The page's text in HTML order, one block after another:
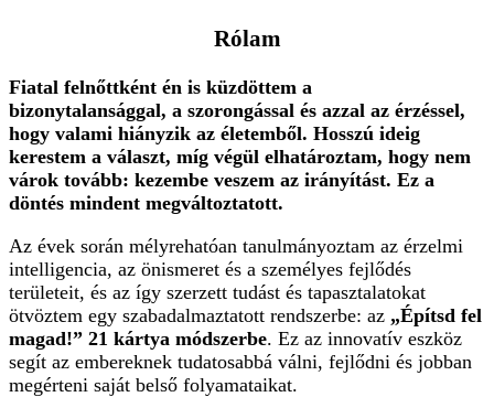
Rólam
Fiatal felnőttként én is küzdöttem a
bizonytalansággal, a szorongással és azzal az érzéssel,
hogy valami hiányzik az életemből. Hosszú ideig
kerestem a választ, míg végül elhatároztam, hogy nem
várok tovább: kezembe veszem az irányítást. Ez a
döntés mindent megváltoztatott.
Az évek során mélyrehatóan tanulmányoztam az érzelmi
intelligencia, az önismeret és a személyes fejlődés
területeit, és az így szerzett tudást és tapasztalatokat
ötvöztem egy szabadalmaztatott rendszerbe: az „Építsd fel
magad!” 21 kártya módszerbe. Ez az innovatív eszköz
segít az embereknek tudatosabbá válni, fejlődni és jobban
megérteni saját belső folyamataikat.